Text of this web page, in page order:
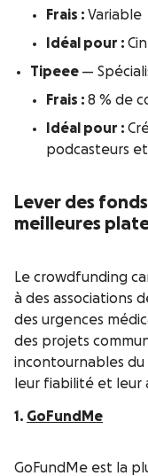
Frais : Variable
Idéal pour :
Tipeee —
Frais : 8 % de
Idéal pour :
podcasteurs
Lever des
meilleures
Le crowdfunding
à des associations
des urgences
des projets
incontournables du
leur fiabilité et leur
1. GoFundMe
GoFundMe est la